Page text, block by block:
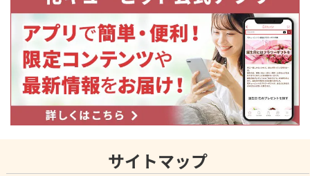
サイトマップ